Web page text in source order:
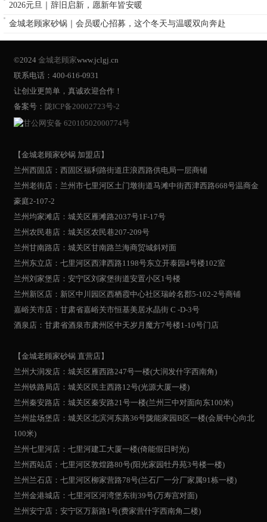
2026元旦｜辞旧启新，愿新年皆安暖
金城老顾家砂锅｜会员暖心招募，这个冬天与温暖双向奔赴
©2024金城老顾家www.jclgj.cn
联系电话：400-616-0931
让创业更简单，真诚欢迎合作！
备案号： 陇ICP备20002723号-2
甘公网安备 62010502000774号
【金城老顾家砂锅 加盟店】
兰州西固店：西固区福利路街道庄浪西路供电局一层商铺
兰州老街店：兰州市七里河区土门墩街道马滩中街西津西路668号温商金
豪庭2-107-2
兰州均家滩店：城关区雁滩路2037号1F-17号
兰州农民巷店：城关区农民巷207-209号
兰州甘南路店：城关区甘南路兰海商贸城斜对面
兰州东立店：七里河区西津西路1198号东立开泰园4号楼102室
兰州刘家堡店：安宁区刘家堡街道安置小区1号楼
兰州新区店：新区中川园区西栖霞中心社区瑞岭名郡5-102-2号商铺
嘉峪关市店：甘肃省嘉峪关市恒基美居水晶街 C -D-3号
酒泉店：甘肃省酒泉市肃州区中天岁月魔方7号楼1-10号门店
【金城老顾家砂锅 直营店】
兰州大润发店：城关区雁西路247号一楼(大润发什字西南角)
兰州铁路局店：城关区民主西路12号(光源大厦一楼)
兰州秦安路店：城关区秦安路21号一楼(兰州三中对面向东100米)
兰州盐场堡店：城关区北滨河东路36号陇能家园B区一楼(会展中心向北
100米)
兰州七里河店：七里河建工大厦一楼(倚能假日时光)
兰州西站店：七里河区敦煌路80号(阳光家园牡丹苑3号楼一楼)
兰州兰石店：七里河区柳家营路78号(兰石厂一分厂家属91栋一楼)
兰州金港城店：七里河区河湾堡东街39号(万寿宫对面)
兰州安宁店：安宁区万新路1号(费家营什字西南角二楼)